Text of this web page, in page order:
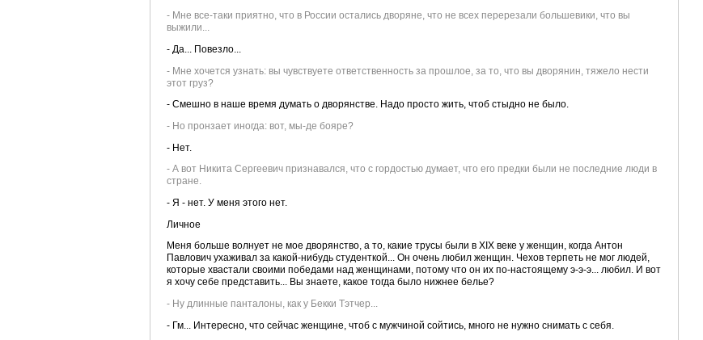
- Мне все-таки приятно, что в России остались дворяне, что не всех перерезали большевики, что вы
выжили...
- Да... Повезло...
- Мне хочется узнать: вы чувствуете ответственность за прошлое, за то, что вы дворянин, тяжело нести
этот груз?
- Смешно в наше время думать о дворянстве. Надо просто жить, чтоб стыдно не было.
- Но пронзает иногда: вот, мы-де бояре?
- Нет.
- А вот Никита Сергеевич признавался, что с гордостью думает, что его предки были не последние люди в
стране.
- Я - нет. У меня этого нет.
Личное
Меня больше волнует не мое дворянство, а то, какие трусы были в XIX веке у женщин, когда Антон
Павлович ухаживал за какой-нибудь студенткой... Он очень любил женщин. Чехов терпеть не мог людей,
которые хвастали своими победами над женщинами, потому что он их по-настоящему э-э-э... любил. И вот
я хочу себе представить... Вы знаете, какое тогда было нижнее белье?
- Ну длинные панталоны, как у Бекки Тэтчер...
- Гм... Интересно, что сейчас женщине, чтоб с мужчиной сойтись, много не нужно снимать с себя.